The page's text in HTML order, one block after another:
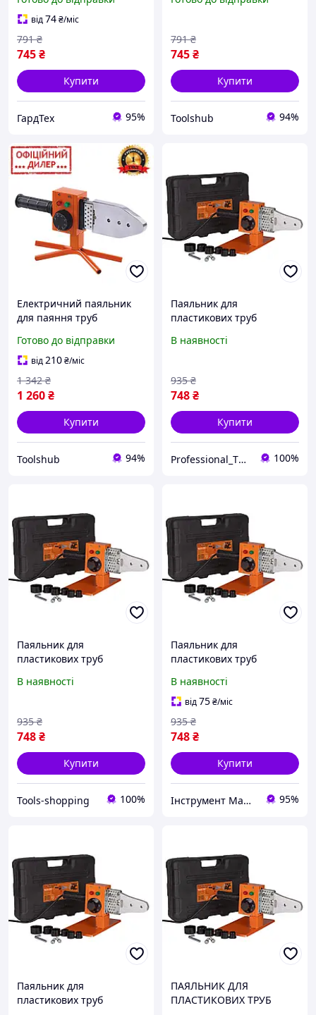
ТехАС GRT ТА-01-700 (600
Вт, 20-32мм насадки)
від74₴/міс
745₴
791 ₴
Купити
ГардТех 95%
ТехАС TSH ТА-01-700 (600
745₴
791 ₴
Купити
Toolshub 94%
Електричний паяльник
для паяння труб
TA-WP1200 (1200 Вт, 50-
300 °C, кейс)
Готово до відправки
від210₴/міс
1 260₴
1 342 ₴
Купити
Toolshub 94%
Паяльник для
пластикових труб
Tex.AC ТА-01-700 : 600 Вт,
зварювання полімерних
труб PPO26
В наявності
748₴
935 ₴
Купити
Professional_TOOLS 100%
Паяльник для
пластикових труб
Tex.AC ТА-01-700 : 600 Вт,
зварювання полімерних
труб
В наявності
748₴
935 ₴
Купити
Tools-shopping 100%
Паяльник для
пластикових труб
Tex.AC ТА-01-700 : 600 Вт,
20-32мм насадки,
зварювання полімерних
труб TEX25
В наявності
від75₴/міс
748₴
935 ₴
Купити
Інструмент Маркет 777 95%
Паяльник для
пластикових труб
ПАЯЛЬНИК ДЛЯ
ПЛАСТИКОВИХ ТРУБ